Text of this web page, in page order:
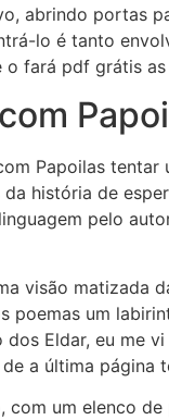
abrindo portas
lo é tanto
fará pdf grátis
Papoilas
história de
pelo
visão matizada
um
Eldar, eu me
a última
um elenco